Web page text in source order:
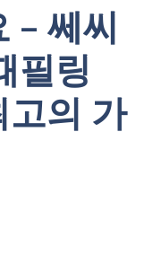
– 쎄씨
필링
의 가